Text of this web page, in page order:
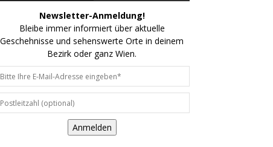
Newsletter-Anmeldung!
Bleibe immer informiert über aktuelle
Geschehnisse und sehenswerte Orte in deinem
Bezirk oder ganz Wien.
Anmelden